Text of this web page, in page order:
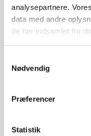
analysepartnere.
data med andre
de har indsamlet fra
Nødvendig
Præferencer
Statistik
svinekød.
Næringsindhold pr.
med 6 % fedt i
Energi: 1888 kJ (450